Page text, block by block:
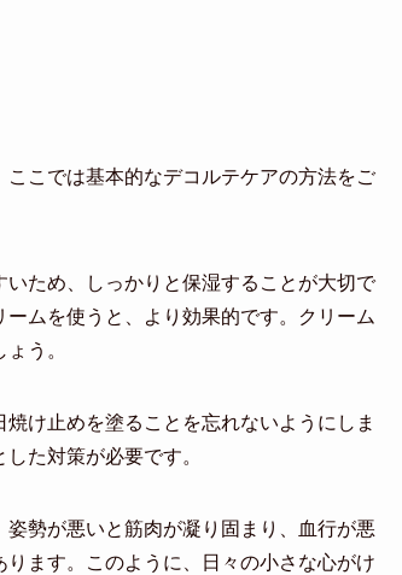
こでは基本的なデコルテケアの方法をご
ため、しっかりと保湿することが大切で
ムを使うと、より効果的です。クリーム
う。
け止めを塗ることを忘れないようにしま
た対策が必要です。
勢が悪いと筋肉が凝り固まり、血行が悪
ます。このように、日々の小さな心がけ